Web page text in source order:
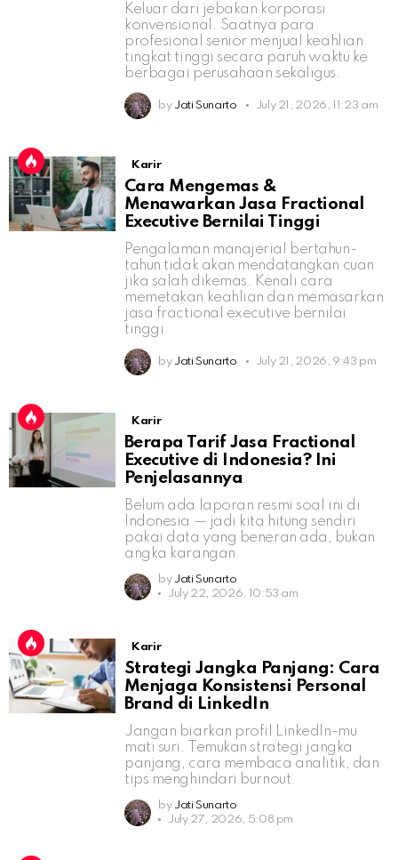
Keluar dari jebakan korporasi
konvensional. Saatnya para
profesional senior menjual keahlian
tingkat tinggi secara paruh waktu ke
berbagai perusahaan sekaligus.
by Jati Sunarto July 21, 2026, 11:23 am
Karir
Cara Mengemas &
Menawarkan Jasa Fractional
Executive Bernilai Tinggi
Pengalaman manajerial bertahun-
tahun tidak akan mendatangkan cuan
jika salah dikemas. Kenali cara
memetakan keahlian dan memasarkan
jasa fractional executive bernilai
tinggi.
by Jati Sunarto July 21, 2026, 9:43 pm
Karir
Berapa Tarif Jasa Fractional
Executive di Indonesia? Ini
Penjelasannya
Belum ada laporan resmi soal ini di
Indonesia — jadi kita hitung sendiri
pakai data yang beneran ada, bukan
angka karangan.
by Jati Sunarto
July 22, 2026, 10:53 am
Karir
Strategi Jangka Panjang: Cara
Menjaga Konsistensi Personal
Brand di LinkedIn
Jangan biarkan profil LinkedIn-mu
mati suri. Temukan strategi jangka
panjang, cara membaca analitik, dan
tips menghindari burnout.
by Jati Sunarto
July 27, 2026, 5:08 pm